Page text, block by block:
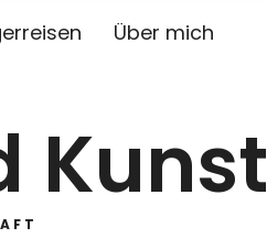
Über mich
Kunst